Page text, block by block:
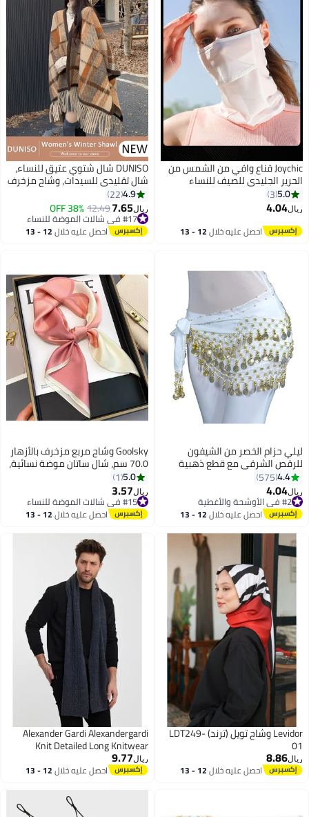
11
Joychic قناع واقي من الشمس من
الحرير الجليدي للصيف للنساء
للجولف في الهواء الطلق مضاد
للبعوض حجاب قابل للتنفس مضاد
للأشعة فوق البنفسجية للحماية من
الأشعة فوق البنفسجية أبيض
5.0
3
ريال4.04
احصل عليه خلال 12 - 13
DUNISO شال شتوي عتيق للنساء،
شال تقليدي للسيدات، وشاح مزخرف
بتصميم عتيق من الكشمير
الاصطناعي، بونشو مفتوح من
الأمام، أغطية دافئة للملابس
المسائية، شال بونشو خارجي لخريف
وشتاء
4.9
22
ريال7.65
12.49
38% OFF #17 في شالات الموضة للنساء
أقل سعر في السنة
#17 في شالات الموضة للنساء احصل عليه خلال 12 - 13
9
ليلي حزام الخصر من الشيفون
للرقص الشرقي مع قطع ذهبية
متدلية أبيض/ ذهبي - H
4.4
575
ريال4.04
#2 في الأوشحة والأغطية
#2 في الأوشحة والأغطية احصل عليه خلال 12 - 13
اغسطس
Goolsky وشاح مربع مزخرف بالأزهار
70.0 سم، شال ساتان موضة نسائية،
إكسسوار حقيبة متعدد
الاستخدامات، غطاء رأس، لفافة عنق
أنيقة
5.0
1
ريال3.57
#15 في شالات الموضة للنساء
#15 في شالات الموضة للنساء احصل عليه خلال 12 - 13
اغسطس
Levidor وشاح تويل (ترند) LDT249-
01
ريال8.86
احصل عليه خلال 12 - 13
Alexander Gardi Alexandergardi
Knit Detailed Long Knitwear
SCARF(E24-SCARVES-ERKK)
ريال9.77
احصل عليه خلال 12 - 13